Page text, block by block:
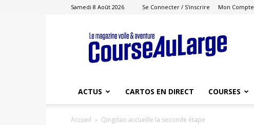
Samedi 8 Août 2026 Se Connecter / S'inscrire Mon Compte
Course
au
Large
ACTUS CARTOS EN DIRECT COURSES
Accueil Qingdao accueille la seconde étape